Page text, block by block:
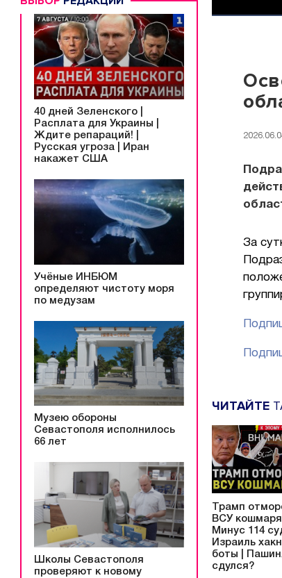
40 дней Зеленского |
Расплата для Украины |
Ждите репараций! |
Русская угроза | Иран
накажет США
Учёные ИНБЮМ
определяют чистоту моря
по медузам
Музею обороны
Севастополя исполнилось
66 лет
Школы Севастополя
проверяют к новому
За
ЧИТАЙТЕ
Трамп
ВСУ
Минус 114
Израиль
боты |
сдулся?